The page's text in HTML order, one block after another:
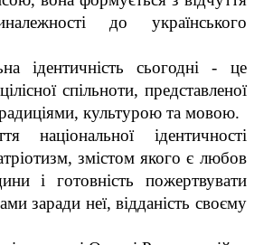
до українського
ідентичність сьогодні - це
спільноти, представленої
культурою та мовою.
національної ідентичності
змістом якого є любов
і готовність пожертвувати
заради неї, відданість своєму